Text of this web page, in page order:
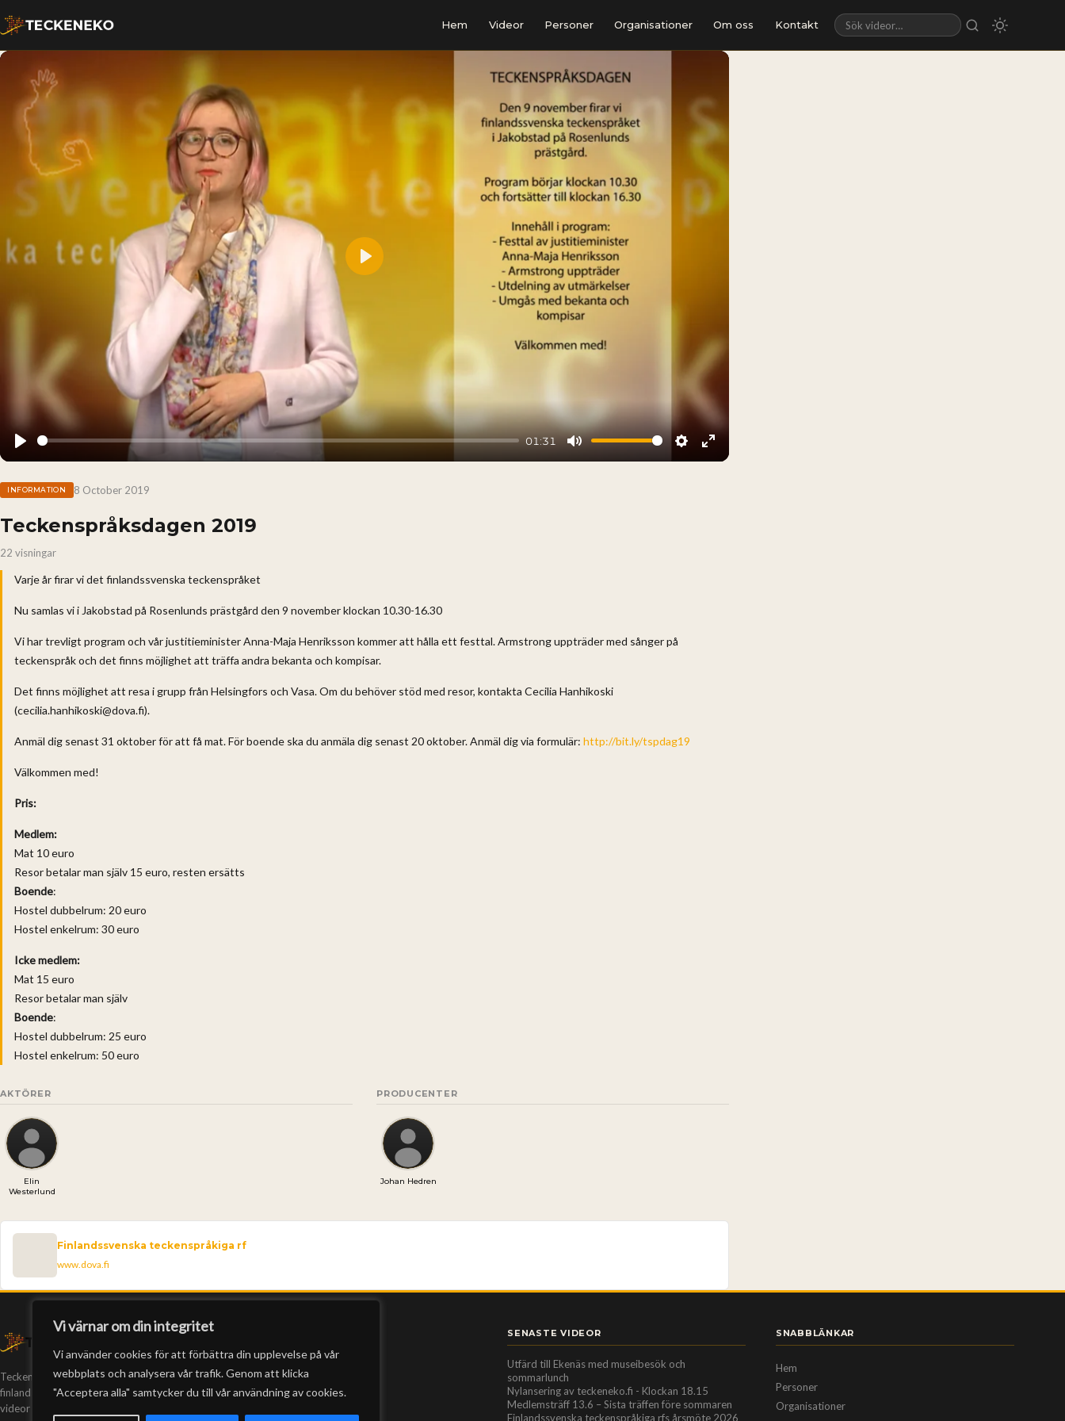
Vi värnar om din integritet
Vi använder cookies för att förbättra din upplevelse på vår
webbplats och analysera vår trafik. Genom att klicka
"Acceptera alla" samtycker du till vår användning av cookies.
Hem Videor Personer Organisationer Om oss Kontakt
Sök videor
01:31
Mute Settings
Enter
Play
INFORMATION 8 October 2019
Teckenspråksdagen 2019
22 visningar
Varje år firar vi det finlandssvenska teckenspråket
Nu samlas vi i Jakobstad på Rosenlunds prästgård den 9 november klockan 10.30-16.30
Vi har trevligt program och vår justitieminister Anna-Maja Henriksson kommer att hålla ett festtal. Armstrong uppträder med sånger på
teckenspråk och det finns möjlighet att träffa andra bekanta och kompisar.
Det finns möjlighet att resa i grupp från Helsingfors och Vasa. Om du behöver stöd med resor, kontakta Cecilia Hanhikoski
(cecilia.hanhikoski@dova.fi).
Anmäl dig senast 31 oktober för att få mat. För boende ska du anmäla dig senast 20 oktober. Anmäl dig via formulär: http://bit.ly/tspdag19
Välkommen med!
Pris:
Medlem:
Mat 10 euro
Resor betalar man själv 15 euro, resten ersätts
Boende:
Hostel dubbelrum: 20 euro
Hostel enkelrum: 30 euro
Icke medlem:
Mat 15 euro
Resor betalar man själv
Boende:
Hostel dubbelrum: 25 euro
Hostel enkelrum: 50 euro
AKTÖRER
Elin
Westerlund
PRODUCENTER
Johan Hedren
Finlandssvenska teckenspråkiga rf
www.dova.fi
Teckeneko är Finlands enda webb-tv på
finlandssvenskt teckenspråk. Vi har producerat
videor sedan 2005.
SENASTE VIDEOR
Utfärd till Ekenäs med museibesök och
sommarlunch
Nylansering av teckeneko.fi - Klockan 18.15
Medlemsträff 13.6 – Sista träffen före sommaren
Finlandssvenska teckenspråkiga rfs årsmöte 2026
SNABBLÄNKAR
Hem
Personer
Organisationer